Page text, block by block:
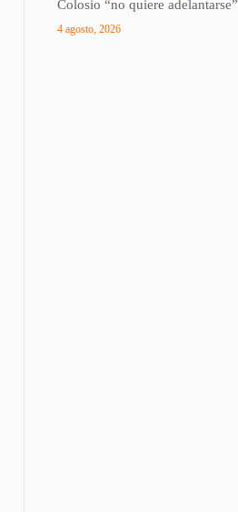
Colosio “no quiere adelantarse”
4 agosto, 2026